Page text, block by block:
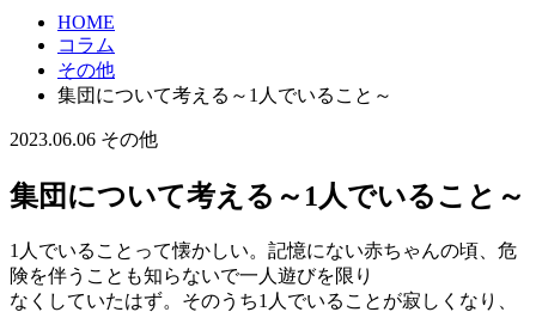
HOME
コラム
その他
集団について考える～1人でいること～
2023.06.06 その他
集団について考える～1人でいること～
1人でいることって懐かしい。記憶にない赤ちゃんの頃、危
険を伴うことも知らないで一人遊びを限り
なくしていたはず。そのうち1人でいることが寂しくなり、